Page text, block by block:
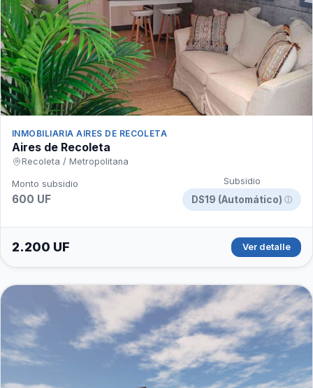
INMOBILIARIA AIRES DE RECOLETA
Aires de Recoleta
Recoleta / Metropolitana
Monto subsidio
600 UF
Subsidio
DS19 (Automático) ⓘ
2.200 UF Ver detalle